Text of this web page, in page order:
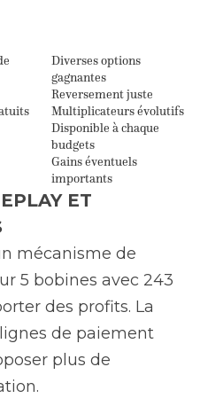
Diverses options
gagnantes
Reversement juste
Multiplicateurs évolutifs
Disponible à chaque
budgets
Gains éventuels
importants
ET
mécanisme de
5 bobines avec 243
des profits. La
de paiement
plus de